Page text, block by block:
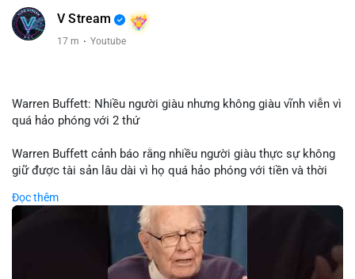
V Stream
17 m · Youtube
Warren Buffett: Nhiều người giàu nhưng không giàu vĩnh viễn vì
quá hảo phóng với 2 thứ
Warren Buffett cảnh báo rằng nhiều người giàu thực sự không
giữ được tài sản lâu dài vì họ quá hảo phóng với tiền và thời
nhuận tái đầu tư và suy giảm sức mạnh tăng trưởng danh mục.
Đối với nhà đầu tư crypto, giữ lại lợi nhuận để tái đầu tư vào
dự án tiềm năng quan trọng hơn chia sẻ quá mức. Cân bằng
đóng góp xã hội và bảo vệ tài sản giúp nhà đầu tư đạt được
bền vững tài chính mà Buffett đề cao.
Đọc thêm